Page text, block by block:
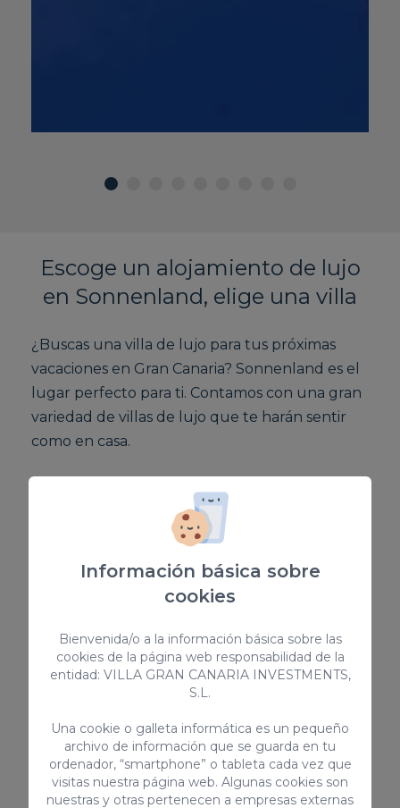
Escoge un alojamiento de lujo
en Sonnenland, elige una villa
¿Buscas una villa de lujo para tus próximas
vacaciones en Gran Canaria? Sonnenland es el
lugar perfecto para ti. Contamos con una gran
variedad de villas de lujo que te harán sentir
como en casa.
Nuestras villas están equipadas con todo lo
necesario para disfrutar de unas vacaciones de
lujo inolvidables. Las villas cuentan con cocinas
totalmente equipadas, comedores amplios,
patios y jardines y piscinas privadas.
Además,nuestras villasofrecen una variedad
de comodidades y servicios de lujo como:
Spa
Zona de aparcamiento
Piscina privada
Información básica sobre
cookies
Bienvenida/o a la información básica sobre las
cookies de la página web responsabilidad de la
entidad: VILLA GRAN CANARIA INVESTMENTS,
S.L.
Una cookie o galleta informática es un pequeño
archivo de información que se guarda en tu
ordenador, “smartphone” o tableta cada vez que
visitas nuestra página web. Algunas cookies son
nuestras y otras pertenecen a empresas externas